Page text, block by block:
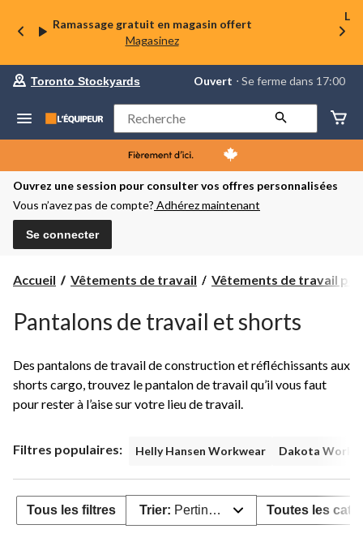
Ramassage gratuit en magasin offert
Magasinez
La
votre
préféré
Toronto
Stockyards,
courament
Ouvert,
Se
dans
changer
Toronto Stockyards Ouvert ⋅ Se ferme dans 17:00
Rechercher
Ouvrez une session pour consulter vos offres personnalisées
Vous n’avez pas de compte? Adhérez maintenant
Se connecter
Accueil Vêtements de travail Vêtements de travail
Pantalons de travail et shorts
Des pantalons de travail de construction et réfléchissants aux
shorts cargo, trouvez le pantalon de travail qu’il vous faut
pour rester à l’aise sur votre lieu de travail.
Filtres populaires: Helly Hansen Workwear Dakota
Tous les filtres Trier: Pertinence Toutes les